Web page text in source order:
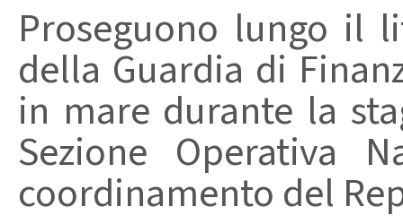
Proseguono lungo il
della Guardia di
in mare durante la
Sezione Operativa
coordinamento del